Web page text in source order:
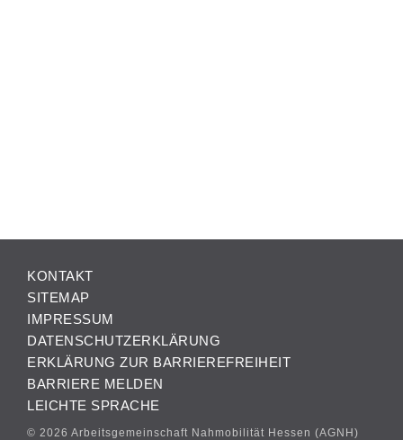
KONTAKT
SITEMAP
IMPRESSUM
DATENSCHUTZERKLÄRUNG
ERKLÄRUNG ZUR BARRIEREFREIHEIT
BARRIERE MELDEN
LEICHTE SPRACHE
© 2026 Arbeitsgemeinschaft Nahmobilität Hessen (AGNH)